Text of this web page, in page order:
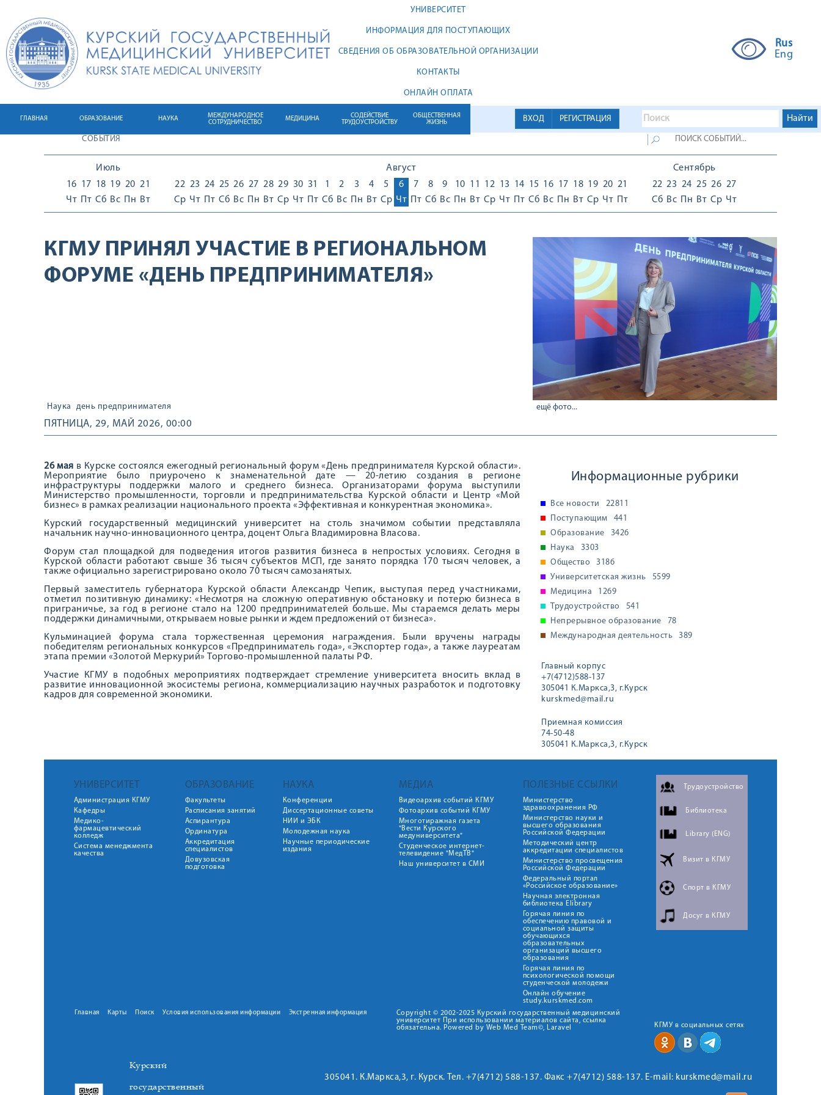
УНИВЕРСИТЕТ
ИНФОРМАЦИЯ ДЛЯ ПОСТУПАЮЩИХ
СВЕДЕНИЯ ОБ ОБРАЗОВАТЕЛЬНОЙ ОРГАНИЗАЦИИ
КОНТАКТЫ
ОНЛАЙН ОПЛАТА
Rus
Eng
ВХОД РЕГИСТРАЦИЯ
ГЛАВНАЯ ОБРАЗОВАНИЕ НАУКА
МЕЖДУНАРОДНОЕ
СОТРУДНИЧЕСТВО
МЕДИЦИНА
СОДЕЙСТВИЕ
ТРУДОУСТРОЙСТВУ
ОБЩЕСТВЕННАЯ
ЖИЗНЬ
СОБЫТИЯ
Июль
16
Чт
17
Пт
18
Сб
19
Вс
20
Пн
21
Вт
Август
22
Ср
23
Чт
24
Пт
25
Сб
26
Вс
27
Пн
28
Вт
29
Ср
30
Чт
31
Пт
1
Сб
2
Вс
3
Пн
4
Вт
5
Ср
6
Чт
7
Пт
8
Сб
9
Вс
10
Пн
11
Вт
12
Ср
13
Чт
14
Пт
15
Сб
16
Вс
17
Пн
18
Вт
19
Ср
20
Чт
21
Пт
Сентябрь
22
Сб
23
Вс
24
Пн
25
Вт
26
Ср
27
Чт
КГМУ ПРИНЯЛ УЧАСТИЕ В РЕГИОНАЛЬНОМ
ФОРУМЕ «ДЕНЬ ПРЕДПРИНИМАТЕЛЯ»
Наука день предпринимателя ещё фото...
ПЯТНИЦА, 29, МАЙ 2026, 00:00
26 мая в Курске состоялся ежегодный региональный форум «День предпринимателя Курской области».
Мероприятие было приурочено к знаменательной дате — 20-летию создания в регионе
инфраструктуры поддержки малого и среднего бизнеса. Организаторами форума выступили
Министерство промышленности, торговли и предпринимательства Курской области и Центр «Мой
бизнес» в рамках реализации национального проекта «Эффективная и конкурентная экономика».
Курский государственный медицинский университет на столь значимом событии представляла
начальник научно-инновационного центра, доцент Ольга Владимировна Власова.
Форум стал площадкой для подведения итогов развития бизнеса в непростых условиях. Сегодня в
Курской области работают свыше 36 тысяч субъектов МСП, где занято порядка 170 тысяч человек, а
также официально зарегистрировано около 70 тысяч самозанятых.
Первый заместитель губернатора Курской области Александр Чепик, выступая перед участниками,
отметил позитивную динамику: «Несмотря на сложную оперативную обстановку и потерю бизнеса в
приграничье, за год в регионе стало на 1200 предпринимателей больше. Мы стараемся делать меры
поддержки динамичными, открываем новые рынки и ждем предложений от бизнеса».
Кульминацией форума стала торжественная церемония награждения. Были вручены награды
победителям региональных конкурсов «Предприниматель года», «Экспортер года», а также лауреатам
этапа премии «Золотой Меркурий» Торгово-промышленной палаты РФ.
Участие КГМУ в подобных мероприятиях подтверждает стремление университета вносить вклад в
развитие инновационной экосистемы региона, коммерциализацию научных разработок и подготовку
кадров для современной экономики.
Информационные рубрики
Все новости
22811
Поступающим
441
Образование
3426
Наука
3303
Общество
3186
Университетская жизнь
5599
Медицина
1269
Трудоустройство
541
Непрерывное образование
78
Международная деятельность
389
Главный корпус
+7(4712)588-137
305041 К.Маркса,3, г.Курск
kurskmed@mail.ru
Приемная комиссия
74-50-48
305041 К.Маркса,3, г.Курск
УНИВЕРСИТЕТ
Администрация КГМУ
Кафедры
Медико-
фармацевтический
колледж
Система менеджмента
качества
ОБРАЗОВАНИЕ
Факультеты
Расписания занятий
Аспирантура
Ординатура
Аккредитация
специалистов
Довузовская
подготовка
НАУКА
Конференции
Диссертационные советы
НИИ и ЭБК
Молодежная наука
Научные периодические
издания
МЕДИА
Видеоархив событий КГМУ
Фотоархив событий КГМУ
Многотиражная газета
"Вести Курского
медуниверситета"
Студенческое интернет-
телевидение "МедТВ"
Наш университет в СМИ
ПОЛЕЗНЫЕ ССЫЛКИ
Министерство
здравоохранения РФ
Министерство науки и
высшего образования
Российской Федерации
Методический центр
аккредитации специалистов
Министерство просвещения
Российской Федерации
Федеральный портал
«Российское образование»
Научная электронная
библиотека Elibrary
Горячая линия по
обеспечению правовой и
социальной защиты
обучающихся
образовательных
организаций высшего
образования
Горячая линия по
психологической помощи
студенческой молодежи
Онлайн обучение
study.kurskmed.com
Трудоустройство
Библиотека
Library (ENG)
Визит в КГМУ
Спорт в КГМУ
Досуг в КГМУ
Главная Карты Поиск Условия использования информации Экстренная информация
Copyright © 2002-2025 Курский государственный медицинский
университет При использовании материалов сайта, ссылка
обязательна. Powered by Web Med Team©, Laravel
КГМУ в социальных сетях
Курский
государственный
305041. К.Маркса,3, г. Курск. Тел. +7(4712) 588-137. Факс +7(4712) 588-137. E-mail: kurskmed@mail.ru